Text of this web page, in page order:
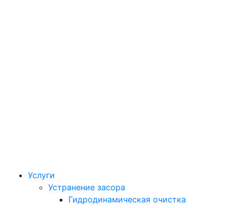
Услуги
Устранение засора
Гидродинамическая очистка